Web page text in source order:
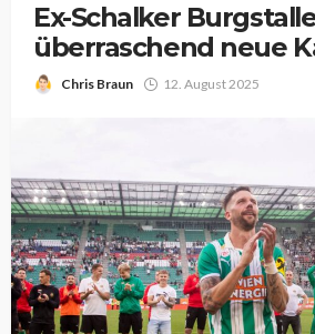
Ex-Schalker
überraschend neue
Chris Braun 12. August 2025